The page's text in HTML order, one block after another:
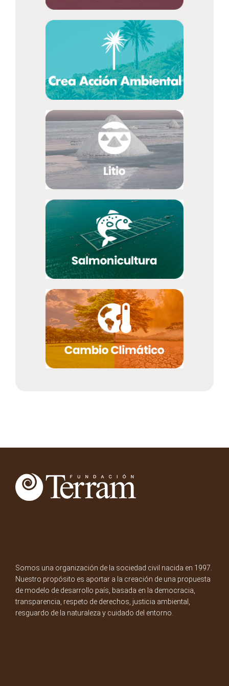
Somos una organización de la sociedad civil nacida en 1997.
Nuestro propósito es aportar a la creación de una propuesta
de modelo de desarrollo país, basada en la democracia,
transparencia, respeto de derechos, justicia ambiental,
resguardo de la naturaleza y cuidado del entorno.